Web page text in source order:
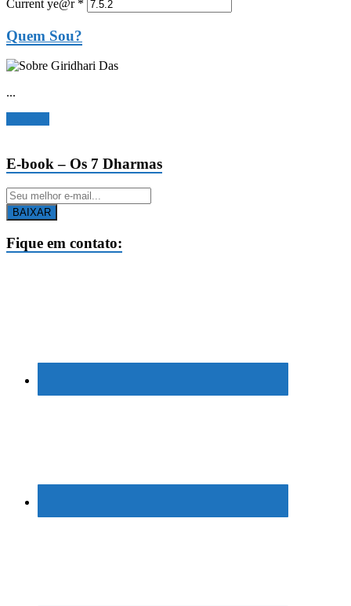
Current ye@r *
Quem Sou?
...
E-book – Os 7 Dharmas
BAIXAR
Fique em contato: